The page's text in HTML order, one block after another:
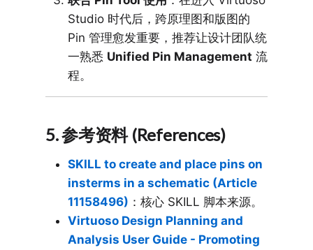
Studio 时代后，跨原理图和版图的
Pin 管理愈发重要，推荐让设计团队统
一熟悉 Unified Pin Management 流
程。
5. 参考资料 (References)
SKILL to create and place pins on
insterms in a schematic (Article
11158496) ：核心 SKILL 脚本来源。
Virtuoso Design Planning and
Analysis User Guide - Promoting